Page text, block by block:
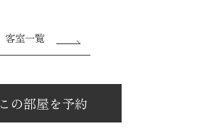
客室一覧
この部屋を予約